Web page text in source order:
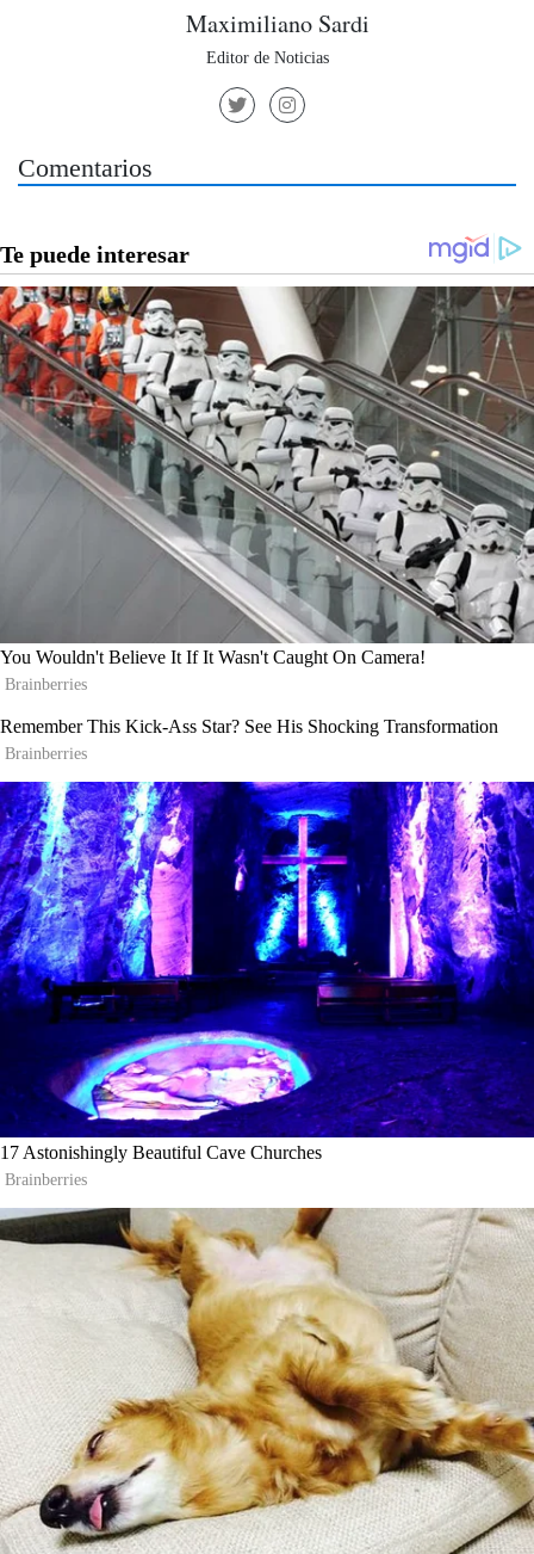
Maximiliano Sardi
Editor de Noticias
Comentarios